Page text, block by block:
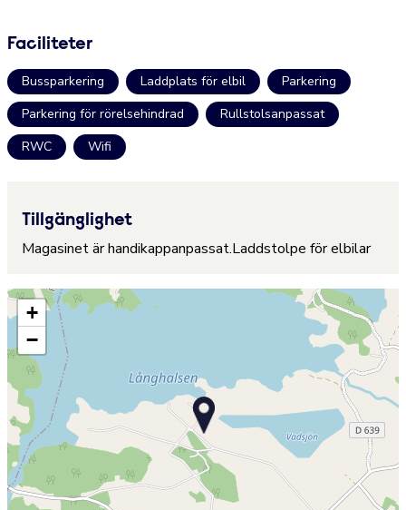
Faciliteter
Bussparkering Laddplats för elbil
Parkering
Parkering för rörelsehindrad
Rullstolsanpassat
RWC
Wifi
Tillgänglighet
Magasinet är handikappanpassat.Laddstolpe för elbilar
+
−